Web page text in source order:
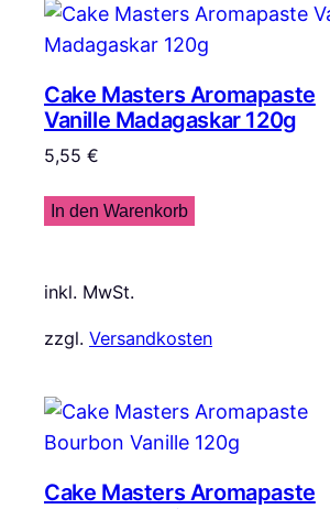
Cake Masters Aromapaste
Vanille Madagaskar 120g
5,55 €
In den Warenkorb
inkl. MwSt.
zzgl. Versandkosten
Cake Masters Aromapaste